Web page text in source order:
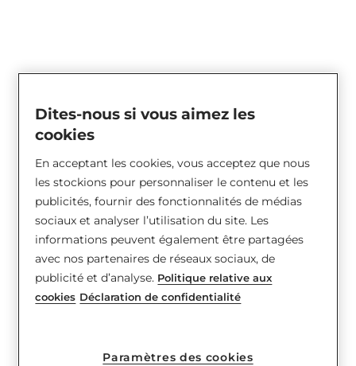
Rideau métallique P57
Dites-nous si vous aimez les
cookies
En acceptant les cookies, vous acceptez que nous
les stockions pour personnaliser le contenu et les
publicités, fournir des fonctionnalités de médias
sociaux et analyser l’utilisation du site. Les
informations peuvent également être partagées
avec nos partenaires de réseaux sociaux, de
publicité et d’analyse. Politique relative aux
cookies Déclaration de confidentialité
Paramètres des cookies